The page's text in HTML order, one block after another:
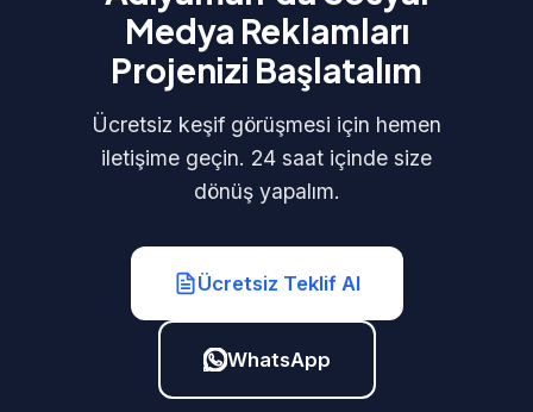
Medya Reklamları
Projenizi Başlatalım
Ücretsiz keşif görüşmesi için hemen
iletişime geçin. 24 saat içinde size
dönüş yapalım.
Ücretsiz Teklif Al
WhatsApp